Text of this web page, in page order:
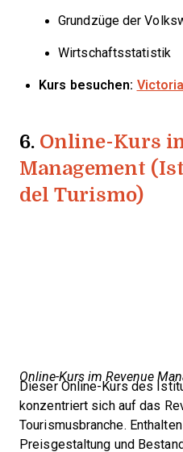
Grundzüge der
Wirtschaftsstatistik
Kurs besuchen:
6. Online-Kurs
Management
del Turismo)
Online-Kurs im Revenue
Dieser Online-Kurs des
konzentriert sich auf das
Tourismusbranche.
Preisgestaltung und